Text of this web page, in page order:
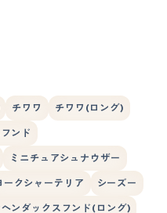
チワワ チワワ(ロング)
ンド
ミニチュアシュナウザー
ークシャーテリア シーズー
ンダックスフンド(ロング)